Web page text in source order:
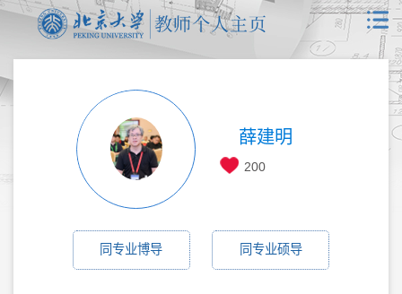
薛建明
200
同专业博导 同专业硕导